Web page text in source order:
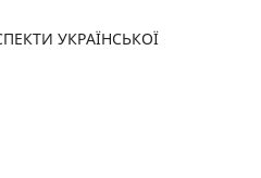
УКРАЇНСЬКОЇ